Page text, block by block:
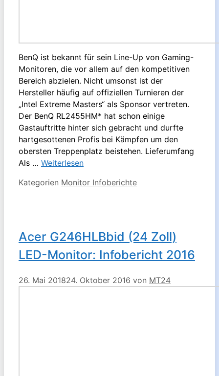
BenQ ist bekannt für sein Line-Up von Gaming-
Monitoren, die vor allem auf den kompetitiven
Bereich abzielen. Nicht umsonst ist der
Hersteller häufig auf offiziellen Turnieren der
„Intel Extreme Masters“ als Sponsor vertreten.
Der BenQ RL2455HM* hat schon einige
Gastauftritte hinter sich gebracht und durfte
hartgesottenen Profis bei Kämpfen um den
obersten Treppenplatz beistehen. Lieferumfang
Als … Weiterlesen
Kategorien Monitor Infoberichte
Acer G246HLBbid (24 Zoll)
LED-Monitor: Infobericht 2016
26. Mai 201824. Oktober 2016 von MT24